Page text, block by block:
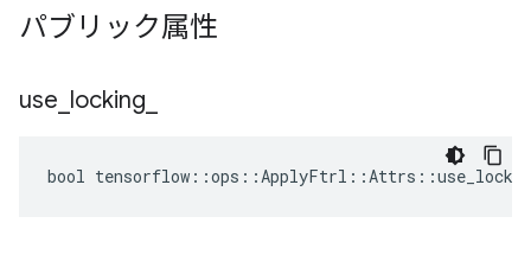
パブリック属性
use locking
bool